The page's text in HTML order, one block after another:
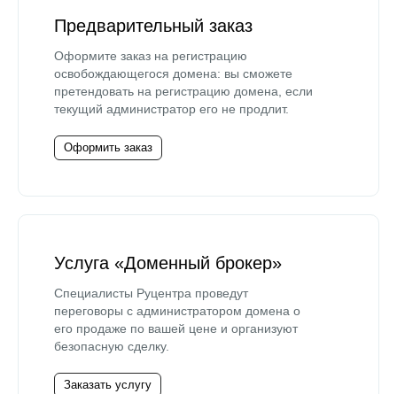
Предварительный заказ
Оформите заказ на регистрацию
освобождающегося домена: вы сможете
претендовать на регистрацию домена, если
текущий администратор его не продлит.
Оформить заказ
Услуга «Доменный брокер»
Специалисты Руцентра проведут
переговоры с администратором домена о
его продаже по вашей цене и организуют
безопасную сделку.
Заказать услугу